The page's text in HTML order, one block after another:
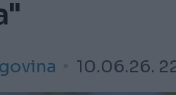
10.06.26.